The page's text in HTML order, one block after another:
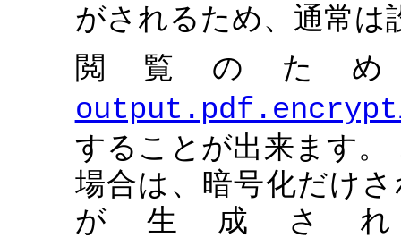
がされるため、通常は
閲覧のた
することが出来ます
場合は、暗号化だけ
が生成さ